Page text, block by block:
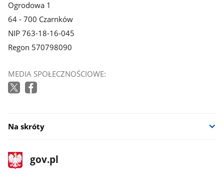
Ogrodowa 1
64 - 700 Czarnków
NIP 763-18-16-045
Regon 570798090
MEDIA SPOŁECZNOŚCIOWE:
Na skróty
stopka
gov.pl
Strona
gov.pl